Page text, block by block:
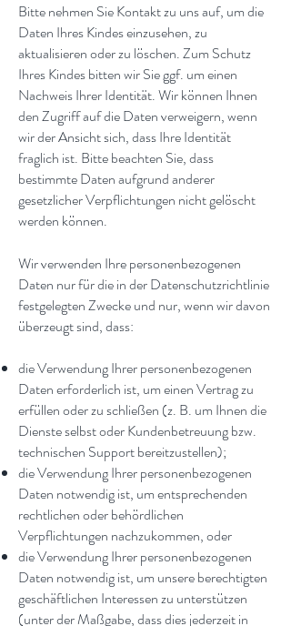
Bitte nehmen Sie Kontakt zu uns auf, um die
Daten Ihres Kindes einzusehen, zu
aktualisieren oder zu löschen. Zum Schutz
Ihres Kindes bitten wir Sie ggf. um einen
Nachweis Ihrer Identität. Wir können Ihnen
den Zugriff auf die Daten verweigern, wenn
wir der Ansicht sich, dass Ihre Identität
fraglich ist. Bitte beachten Sie, dass
bestimmte Daten aufgrund anderer
gesetzlicher Verpflichtungen nicht gelöscht
werden können.
Wir verwenden Ihre personenbezogenen
Daten nur für die in der Datenschutzrichtlinie
festgelegten Zwecke und nur, wenn wir davon
überzeugt sind, dass:
die Verwendung Ihrer personenbezogenen
Daten erforderlich ist, um einen Vertrag zu
erfüllen oder zu schließen (z. B. um Ihnen die
Dienste selbst oder Kundenbetreuung bzw.
technischen Support bereitzustellen);
die Verwendung Ihrer personenbezogenen
Daten notwendig ist, um entsprechenden
rechtlichen oder behördlichen
Verpflichtungen nachzukommen, oder
die Verwendung Ihrer personenbezogenen
Daten notwendig ist, um unsere berechtigten
geschäftlichen Interessen zu unterstützen
(unter der Maßgabe, dass dies jederzeit in